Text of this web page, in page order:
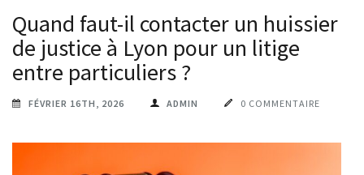
Quand faut-il contacter un huissier
de justice à Lyon pour un litige
entre particuliers ?
FÉVRIER 16TH, 2026 ADMIN 0 COMMENTAIRE